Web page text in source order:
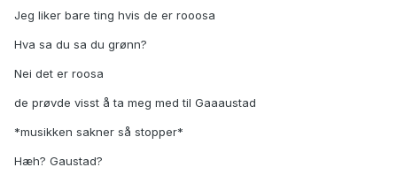
Jeg liker bare ting hvis de er rooosa
Hva sa du sa du grønn?
Nei det er roosa
de prøvde visst å ta meg med til Gaaaustad
*musikken sakner så stopper*
Hæh? Gaustad?